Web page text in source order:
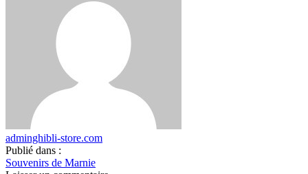
adminghibli-store.com
Publié dans :
Souvenirs de Marnie